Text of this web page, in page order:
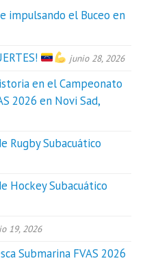
impulsando el Buceo en
junio 28, 2026
en el Campeonato
2026 en Novi Sad,
Rugby Subacuático
Hockey Subacuático
19, 2026
Submarina FVAS 2026